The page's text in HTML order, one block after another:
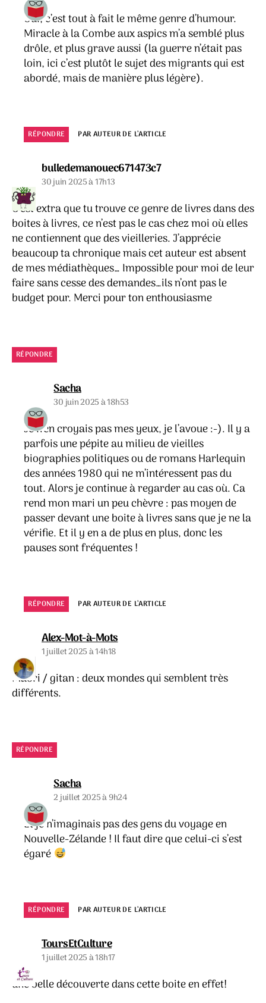
Oui, c’est tout à fait le même genre d’humour.
Miracle à la Combe aux aspics m’a semblé plus
drôle, et plus grave aussi (la guerre n’était pas
loin, ici c’est plutôt le sujet des migrants qui est
abordé, mais de manière plus légère).
RÉPONDRE PAR AUTEUR DE L’ARTICLE
bulledemanouec671473c7dit :
30 juin 2025 à 17h13
C’est extra que tu trouve ce genre de livres dans des
boites à livres, ce n’est pas le cas chez moi où elles
ne contiennent que des vieilleries. J’apprécie
beaucoup ta chronique mais cet auteur est absent
de mes médiathèques… Impossible pour moi de leur
faire sans cesse des demandes…ils n’ont pas le
budget pour. Merci pour ton enthousiasme
RÉPONDRE
Sachadit :
30 juin 2025 à 18h53
Je n’en croyais pas mes yeux, je l’avoue :-). Il y a
parfois une pépite au milieu de vieilles
biographies politiques ou de romans Harlequin
des années 1980 qui ne m’intéressent pas du
tout. Alors je continue à regarder au cas où. Ca
rend mon mari un peu chèvre : pas moyen de
passer devant une boite à livres sans que je ne la
vérifie. Et il y en a de plus en plus, donc les
pauses sont fréquentes !
RÉPONDRE PAR AUTEUR DE L’ARTICLE
Alex-Mot-à-Motsdit :
1 juillet 2025 à 14h18
Maori / gitan : deux mondes qui semblent très
différents.
RÉPONDRE
Sachadit :
2 juillet 2025 à 9h24
Et je n’imaginais pas des gens du voyage en
Nouvelle-Zélande ! Il faut dire que celui-ci s’est
égaré
RÉPONDRE PAR AUTEUR DE L’ARTICLE
ToursEtCulturedit :
1 juillet 2025 à 18h17
une belle découverte dans cette boite en effet!